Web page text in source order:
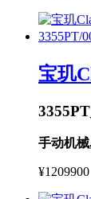
宝玑
手动机
¥1209900